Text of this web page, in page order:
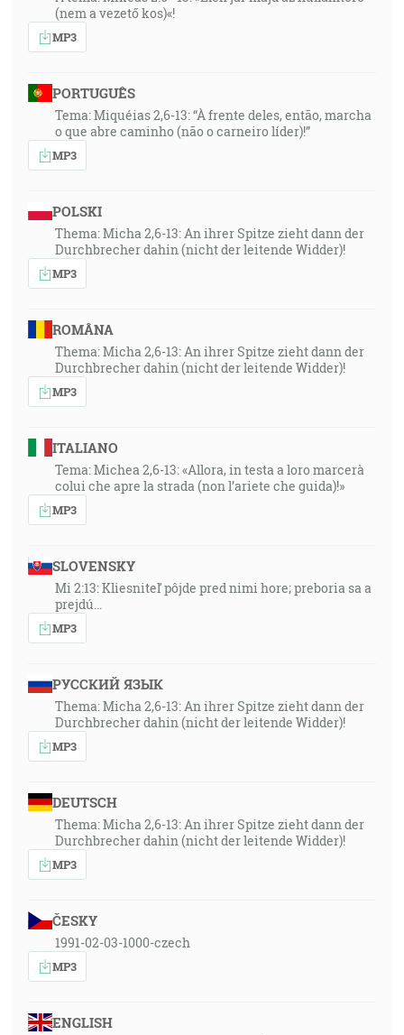
(nem a vezető kos)«!
MP3
PORTUGUÊS
Tema: Miquéias 2,6-13: “À frente deles, então, marcha
o que abre caminho (não o carneiro líder)!”
MP3
POLSKI
Thema: Micha 2,6-13: An ihrer Spitze zieht dann der
Durchbrecher dahin (nicht der leitende Widder)!
MP3
ROMÂNA
Thema: Micha 2,6-13: An ihrer Spitze zieht dann der
Durchbrecher dahin (nicht der leitende Widder)!
MP3
ITALIANO
Tema: Michea 2,6-13: «Allora, in testa a loro marcerà
colui che apre la strada (non l’ariete che guida)!»
MP3
SLOVENSKY
Mi 2:13: Kliesniteľ pôjde pred nimi hore; preboria sa a
prejdú…
MP3
РУССКИЙ ЯЗЫК
Thema: Micha 2,6-13: An ihrer Spitze zieht dann der
Durchbrecher dahin (nicht der leitende Widder)!
MP3
DEUTSCH
Thema: Micha 2,6-13: An ihrer Spitze zieht dann der
Durchbrecher dahin (nicht der leitende Widder)!
MP3
ČESKY
1991-02-03-1000-czech
MP3
ENGLISH